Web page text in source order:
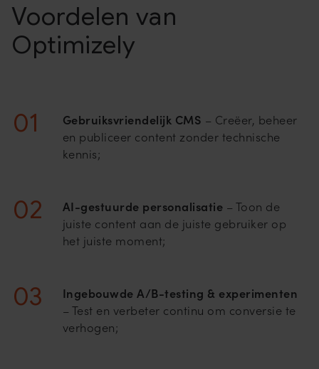
Voordelen van
Optimizely
Gebruiksvriendelijk CMS – Creëer, beheer
en publiceer content zonder technische
kennis;
AI-gestuurde personalisatie – Toon de
juiste content aan de juiste gebruiker op
het juiste moment;
Ingebouwde A/B-testing & experimenten
– Test en verbeter continu om conversie te
verhogen;